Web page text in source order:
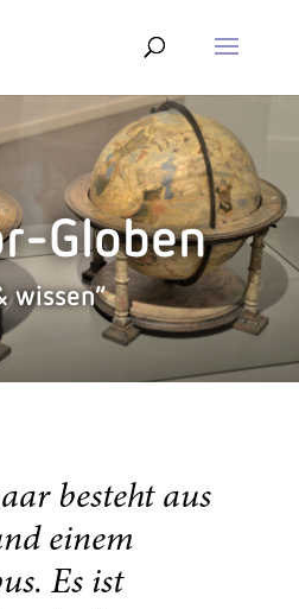
Globen
wissen“
besteht aus
einem
Es ist